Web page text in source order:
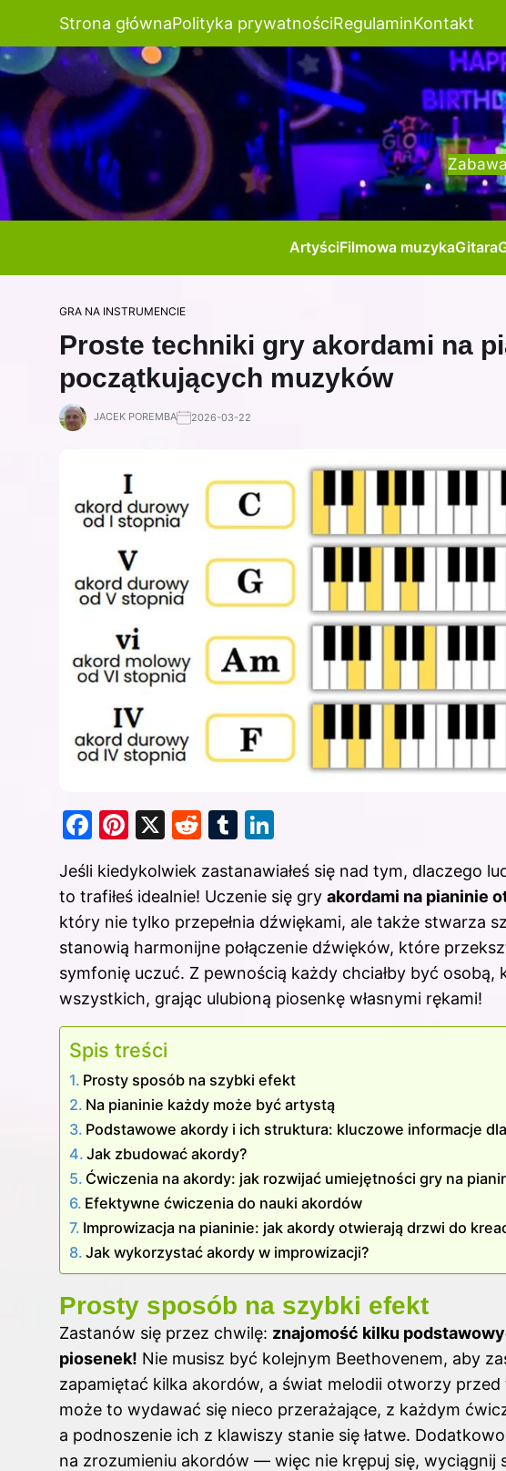
Strona głównaPolityka prywatnościRegulaminKontakt
ArtyściFilmowa muzykaGitara
GRA NA INSTRUMENCIE
Proste techniki gry akordami na
początkujących muzyków
JACEK POREMBA 2026-03-22
F
c
e
b
o
o
k
Pi
er
e
st
X
R
d
di
t
T
m
bl
r
k
e
dI
n
Jeśli kiedykolwiek zastanawiałeś się nad tym, dlaczego
to trafiłeś idealnie! Uczenie się gry akordami na pianinie
który nie tylko przepełnia dźwiękami, ale także stwarza
stanowią harmonijne połączenie dźwięków, które
symfonię uczuć. Z pewnością każdy chciałby być
wszystkich, grając ulubioną piosenkę własnymi rękami!
Spis treści
Prosty sposób na szybki efekt
Na pianinie każdy może być artystą
Podstawowe akordy i ich struktura: kluczowe informacje
Jak zbudować akordy?
Ćwiczenia na akordy: jak rozwijać umiejętności gry na
Efektywne ćwiczenia do nauki akordów
Improwizacja na pianinie: jak akordy otwierają drzwi do
Jak wykorzystać akordy w improwizacji?
Prosty sposób na szybki efekt
Zastanów się przez chwilę: znajomość kilku
piosenek! Nie musisz być kolejnym Beethovenem, aby
zapamiętać kilka akordów, a świat melodii otworzy
może to wydawać się nieco przerażające, z każdym
a podnoszenie ich z klawiszy stanie się łatwe.
na zrozumieniu akordów — więc nie krępuj się, wyciągnij